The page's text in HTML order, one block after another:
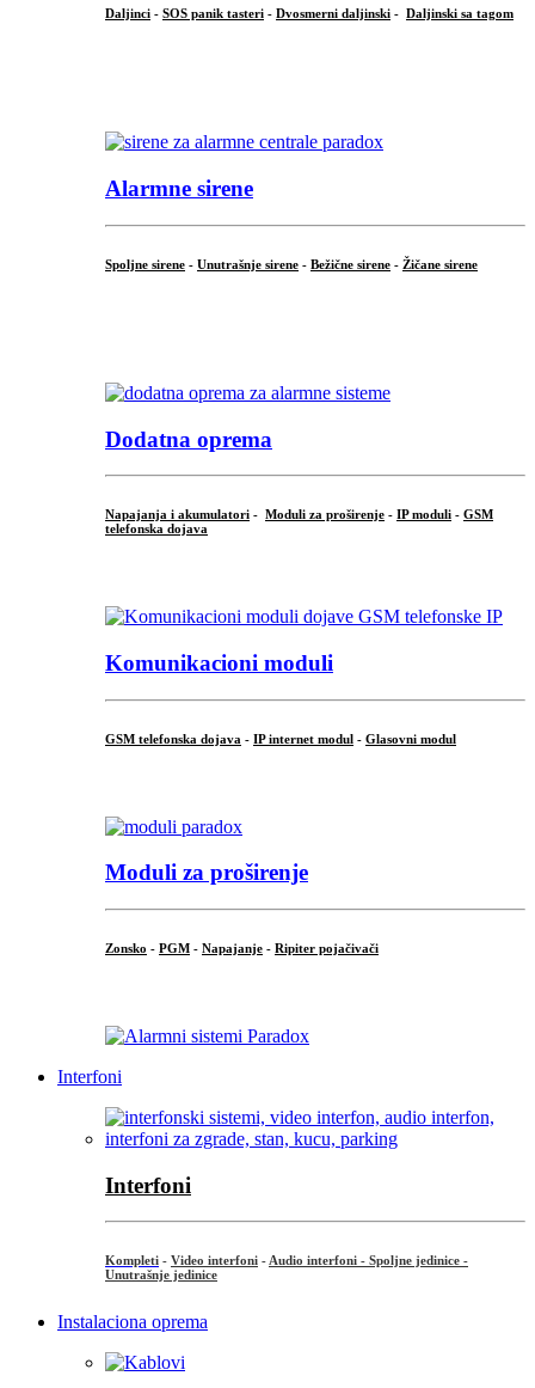
Daljinci - SOS panik tasteri - Dvosmerni daljinski - Daljinski sa tagom
Alarmne sirene
Spoljne sirene - Unutrašnje sirene - Bežične sirene - Žičane sirene
Dodatna oprema
Napajanja i akumulatori - Moduli za proširenje - IP moduli - GSM
telefonska dojava
Komunikacioni moduli
GSM telefonska dojava - IP internet modul - Glasovni modul
Moduli za proširenje
Zonsko - PGM - Napajanje - Ripiter pojačivači
Interfoni
Interfoni
Kompleti - Video interfoni - Audio interfoni - Spoljne jedinice -
Unutrašnje jedinice
Instalaciona oprema